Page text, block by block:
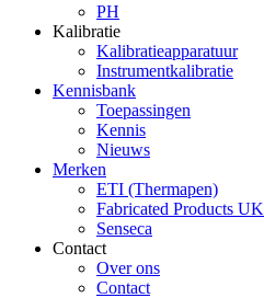
PH
Kalibratie
Kalibratieapparatuur
Instrumentkalibratie
Kennisbank
Toepassingen
Kennis
Nieuws
Merken
ETI (Thermapen)
Fabricated Products UK
Senseca
Contact
Over ons
Contact